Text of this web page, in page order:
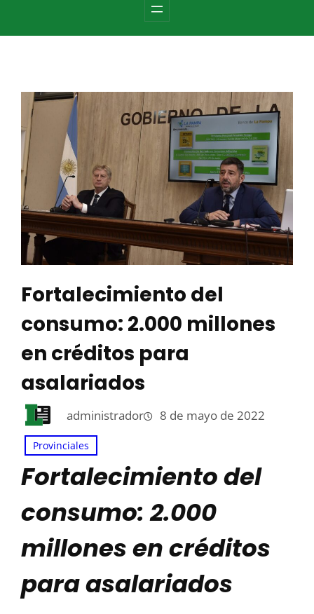
Fortalecimiento del
consumo: 2.000 millones
en créditos para
asalariados
administrador 8 de mayo de 2022
Provinciales
Fortalecimiento del
consumo: 2.000
millones en créditos
para asalariados